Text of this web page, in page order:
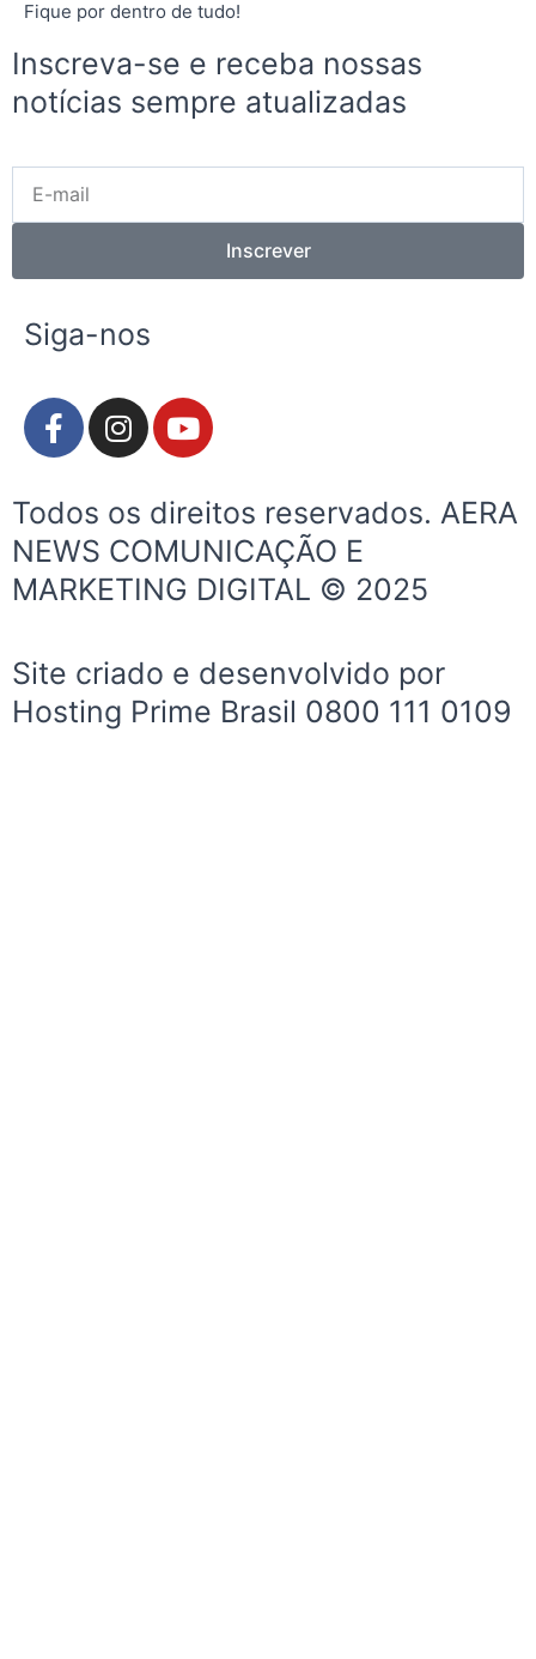
Fique por dentro de tudo!
Inscreva-se e receba nossas
notícias sempre atualizadas
mail
Inscrever
Siga-nos
F
a
e
b
o
o
f
I
n
t
a
g
r
Y
o
t
u
b
e
Todos os direitos reservados. AERA
NEWS COMUNICAÇÃO E
MARKETING DIGITAL © 2025
Site criado e desenvolvido por
Hosting Prime Brasil 0800 111 0109